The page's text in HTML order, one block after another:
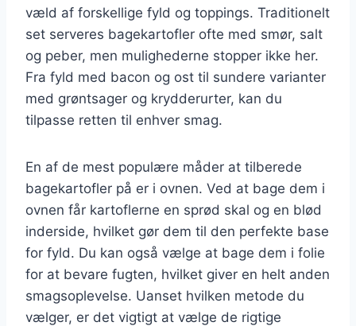
væld af forskellige fyld og toppings. Traditionelt
set serveres bagekartofler ofte med smør, salt
og peber, men mulighederne stopper ikke her.
Fra fyld med bacon og ost til sundere varianter
med grøntsager og krydderurter, kan du
tilpasse retten til enhver smag.
En af de mest populære måder at tilberede
bagekartofler på er i ovnen. Ved at bage dem i
ovnen får kartoflerne en sprød skal og en blød
inderside, hvilket gør dem til den perfekte base
for fyld. Du kan også vælge at bage dem i folie
for at bevare fugten, hvilket giver en helt anden
smagsoplevelse. Uanset hvilken metode du
vælger, er det vigtigt at vælge de rigtige